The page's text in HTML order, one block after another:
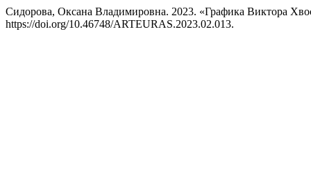
Сидорова, Оксана Владимировна. 2023. «Графика Виктора
https://doi.org/10.46748/ARTEURAS.2023.02.013.